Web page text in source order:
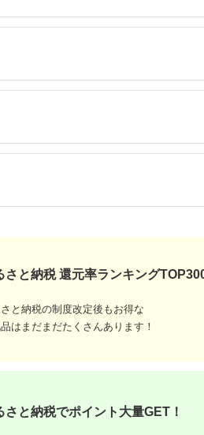
ポート 折りたたみ
ラグ 急速充電
海老名市 】
金額:11,000円 寄付金額:600,000円
おすすめラ
さと納税 還元率ランキング
と納税の制度改定後もお得な
はまだまだたくさんあります！
さと納税でポイント大量GET！